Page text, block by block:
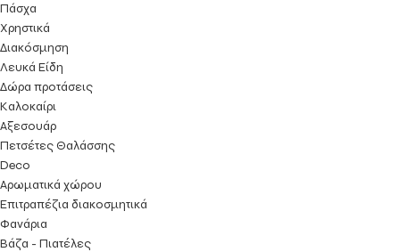
Πάσχα
Χρηστικά
Διακόσμηση
Λευκά Είδη
Δώρα προτάσεις
Kαλοκαίρι
Αξεσουάρ
Πετσέτες Θαλάσσης
Deco
Αρωματικά χώρου
Επιτραπέζια διακοσμητικά
Φανάρια
Βάζα - Πιατέλες